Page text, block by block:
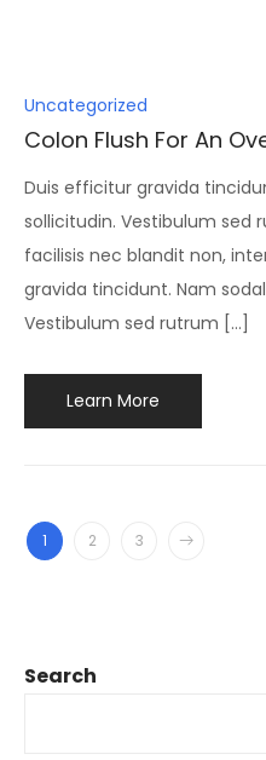
Search
Posted
in
Uncategorized
Colon Flush For An
Duis efficitur gravida
sollicitudin. Vestibulum sed
facilisis nec blandit non,
gravida tincidunt. Nam
Vestibulum sed rutrum […]
Learn More
1 2 3